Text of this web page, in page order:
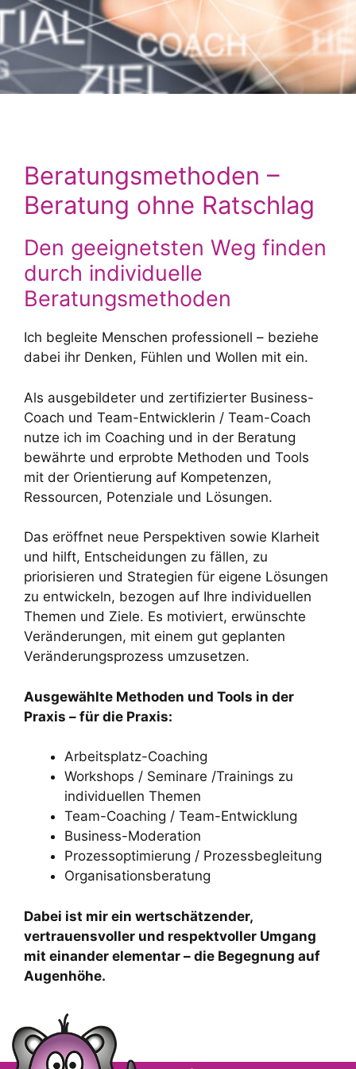
Beratungsmethoden –
Beratung ohne Ratschlag
Den geeignetsten Weg finden
durch individuelle
Beratungsmethoden
Ich begleite Menschen professionell – beziehe
dabei ihr Denken, Fühlen und Wollen mit ein.
Als ausgebildeter und zertifizierter Business-
Coach und Team-Entwicklerin / Team-Coach
nutze ich im Coaching und in der Beratung
bewährte und erprobte Methoden und Tools
mit der Orientierung auf Kompetenzen,
Ressourcen, Potenziale und Lösungen.
Das eröffnet neue Perspektiven sowie Klarheit
und hilft, Entscheidungen zu fällen, zu
priorisieren und Strategien für eigene Lösungen
zu entwickeln, bezogen auf Ihre individuellen
Themen und Ziele. Es motiviert, erwünschte
Veränderungen, mit einem gut geplanten
Veränderungsprozess umzusetzen.
Ausgewählte Methoden und Tools in der
Praxis – für die Praxis:
Arbeitsplatz-Coaching
Workshops / Seminare /Trainings zu
individuellen Themen
Team-Coaching / Team-Entwicklung
Business-Moderation
Prozessoptimierung / Prozessbegleitung
Organisationsberatung
Dabei ist mir ein wertschätzender,
vertrauensvoller und respektvoller Umgang
mit einander elementar – die Begegnung auf
Augenhöhe.